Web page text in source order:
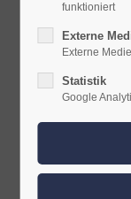
WOLF CAR
"Handwerkliches
Produkte und
ausgefallenen
funktioniert
Externe
Externe
Statistik
Google